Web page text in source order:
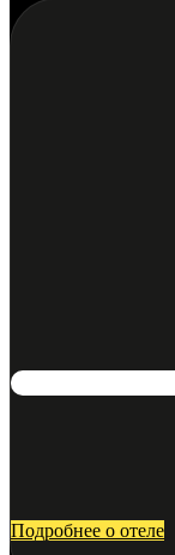
Подробнее о отеле